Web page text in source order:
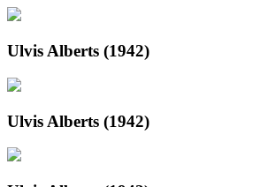
Ulvis Alberts (1942)
Ulvis Alberts (1942)